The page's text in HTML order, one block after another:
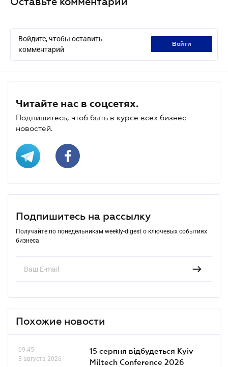
Войдите, чтобы оставить
комментарий
войти
Читайте нас в соцсетях.
Подпишитесь, чтоб быть в курсе всех бизнес-
новостей.
Подпишитесь на рассылку
Получайте по понедельникам weekly-digest о ключевых событиях
бизнеса
Похожие новости
09.45
3 августа 2026
15 серпня відбудеться Kyiv
Miltech Conference 2026